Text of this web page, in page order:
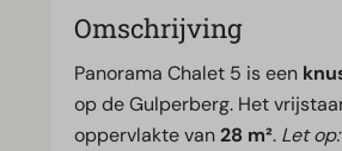
Omschrijving
Panorama Chalet 5 is een
op de Gulperberg. Het
oppervlakte van28 m². Let